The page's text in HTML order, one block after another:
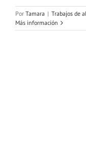
Por Tamara | Trabajos de
Más información